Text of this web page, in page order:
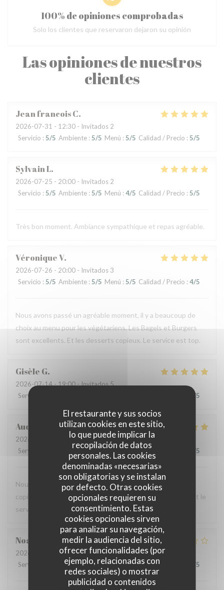
El restaurante y sus socios
utilizan cookies en este sitio,
lo que puede implicar la
recopilación de datos
personales. Las cookies
denominadas «necesarias»
son obligatorias y se instalan
por defecto. Otras cookies
opcionales requieren su
consentimiento. Estas
cookies opcionales sirven
para analizar su navegación,
medir la audiencia del sitio,
ofrecer funcionalidades (por
ejemplo, relacionadas con
redes sociales) o mostrar
publicidad o contenidos
Las opiniones de nuestros
clientes
Jean francoisC
2026-07-31 - 12:30 - Invitados 2
Servicio : 5/5 Ambiente : 5/5 Menú : 5/5 Calidad / Precio : 5/5
SylvainL
2026-07-25 - 20:00 - Invitados 2
Servicio : 5/5 Ambiente : 5/5 Menú : 4/5 Calidad / Precio : 5/5
Très bon moment. Ambiance sympathique et repas agréable.
VéroniqueV
2026-07-26 - 20:00 - Invitados 3
Servicio : 5/5 Ambiente : 5/5 Menú : 5/5 Calidad / Precio :4/5
Nous avons passé un agréable moment, il y a beaucoup de
choix au menu pour les végétariens. Les Bagels et Burgers
sont excellents. Et les desserts copieux. Le service est top.
Gisèle G
2026-07-14- 19:00 - Invitados 5
Servicio
/5
Audrey
2026-07-12
- 12:00 - Invitados 2
Servicio
Ambiente:4/5 Menú: 5 /5 Calidad / Precio /5
Nous avons testé le Sister's café pour un brunch entre
copines et n'avons pas été déçues : le menu est copieux et le
service très agréable.
Noah
2026-07-07
- 19:30 - Invitados 6
Servicio
Ambiente:4 /5 Menú:1/5 Calidad / Precio /5
100% de opiniones comprobadas
Solo los clientes que reservaron dejaron su opinión